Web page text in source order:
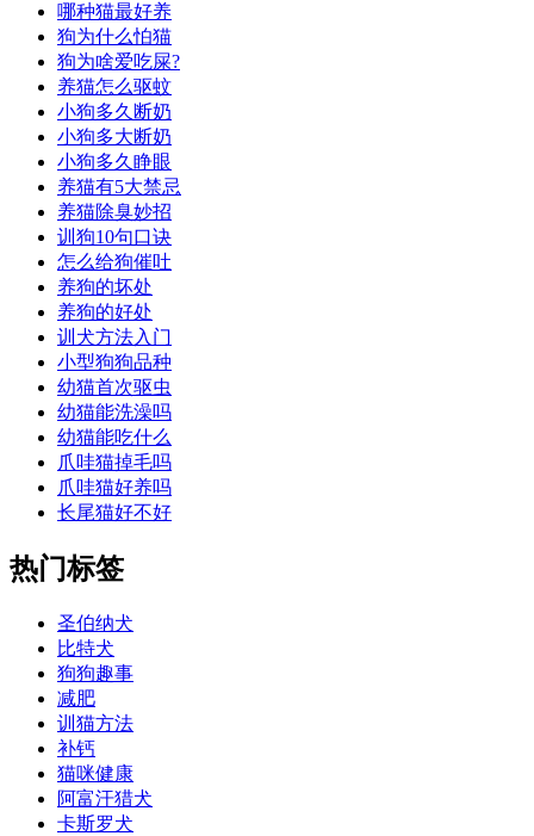
哪种猫最好养
狗为什么怕猫
狗为啥爱吃屎?
养猫怎么驱蚊
小狗多久断奶
小狗多大断奶
小狗多久睁眼
养猫有5大禁忌
养猫除臭妙招
训狗10句口诀
怎么给狗催吐
养狗的坏处
养狗的好处
训犬方法入门
小型狗狗品种
幼猫首次驱虫
幼猫能洗澡吗
幼猫能吃什么
爪哇猫掉毛吗
爪哇猫好养吗
长尾猫好不好
热门标签
圣伯纳犬
比特犬
狗狗趣事
减肥
训猫方法
补钙
猫咪健康
阿富汗猎犬
卡斯罗犬